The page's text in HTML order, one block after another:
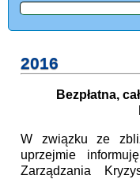
2016
Bezpłatna,
W związku ze
uprzejmie
Zarządzania